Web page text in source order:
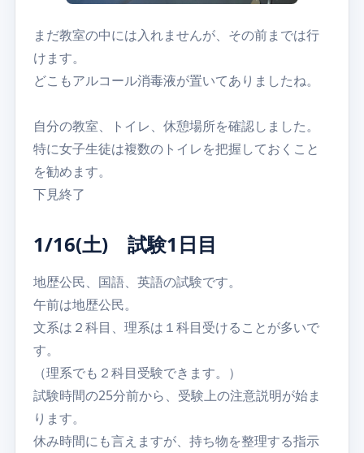
まだ教室の中には入れませんが、その前までは行
けます。
どこもアルコール消毒液が置いてありましたね。
自分の教室、トイレ、休憩場所を確認しました。
特に女子生徒は複数のトイレを把握しておくこと
を勧めます。
下見終了
1/16(土) 試験1日目
地歴公民、国語、英語の試験です。
午前は地歴公民。
文系は２科目、理系は１科目受けることが多いで
す。
（理系でも２科目受験できます。）
試験時間の25分前から、受験上の注意説明が始ま
ります。
休み時間にも言えますが、持ち物を整理する指示